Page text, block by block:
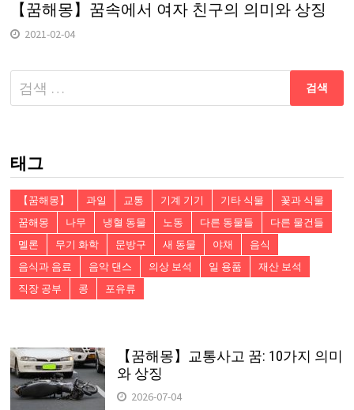
【꿈해몽】꿈속에서 여자 친구의 의미와 상징
2021-02-04
다
음
태그
【꿈해몽】 과일 교통 기계 기기 기타 식물
꽃과 식물
꿈해몽
나무 냉혈 동물 노동 다른 동물들
다른 물건들
멜론
무기 화학 문방구 새 동물 야채
음식
음식과 음료
음악 댄스 의상 보석 일 용품
재산 보석
직장 공부
콩 포유류
【꿈해몽】교통사고 꿈: 10가지 의미
와 상징
2026-07-04